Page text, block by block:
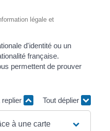
légale et
d'identité ou un
française.
permettent de prouver
replier Tout déplier
à une carte